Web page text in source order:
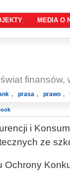
MEDIA O
finansów,
, prasa , prawo ,
i
ze